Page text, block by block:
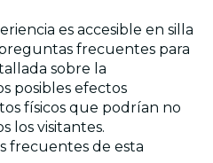
es accesible en silla
frecuentes para
sobre la
posibles efectos
físicos que podrían no
los visitantes.
frecuentes de esta